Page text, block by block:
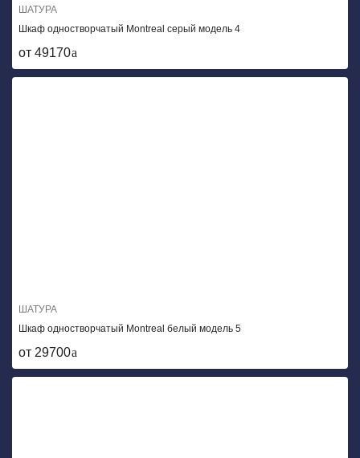
ШАТУРА
Шкаф одностворчатый Montreal серый модель 4
от 49170
ШАТУРА
Шкаф одностворчатый Montreal белый модель 5
от 29700